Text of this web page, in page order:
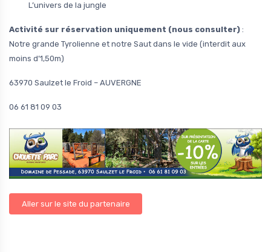
L’univers de la jungle
Activité sur réservation uniquement (nous consulter) :
Notre grande Tyrolienne et notre Saut dans le vide (interdit aux
moins d’1,50m)
63970 Saulzet le Froid – AUVERGNE
06 61 81 09 03
Aller sur le site du partenaire